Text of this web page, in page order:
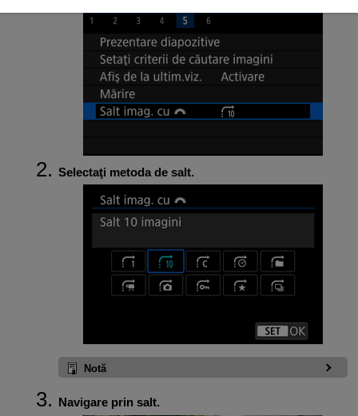
Selectaţi metoda de salt.
Notă
Navigare prin salt.